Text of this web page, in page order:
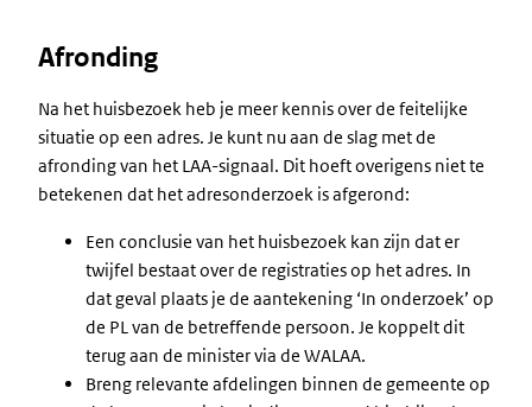
Afronding
Na het huisbezoek heb je meer kennis over de feitelijke
situatie op een adres. Je kunt nu aan de slag met de
afronding van het LAA-signaal. Dit hoeft overigens niet te
betekenen dat het adresonderzoek is afgerond:
Een conclusie van het huisbezoek kan zijn dat er
twijfel bestaat over de registraties op het adres. In
dat geval plaats je de aantekening ‘In onderzoek’ op
de PL van de betreffende persoon. Je koppelt dit
terug aan de minister via de WALAA.
Breng relevante afdelingen binnen de gemeente op